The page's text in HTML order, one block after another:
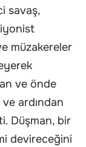
savaş,
müzakereler
ve önde
ve ardından
Düşman, bir
devireceğini